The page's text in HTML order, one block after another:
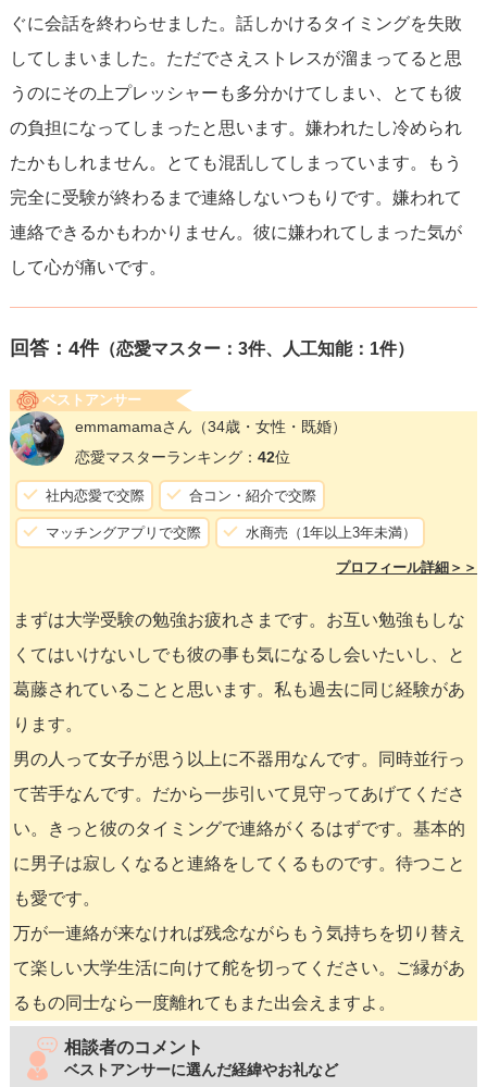
ぐに会話を終わらせました。話しかけるタイミングを失敗
してしまいました。ただでさえストレスが溜まってると思
うのにその上プレッシャーも多分かけてしまい、とても彼
の負担になってしまったと思います。嫌われたし冷められ
たかもしれません。とても混乱してしまっています。もう
完全に受験が終わるまで連絡しないつもりです。嫌われて
連絡できるかもわかりません。彼に嫌われてしまった気が
して心が痛いです。
回答： 4件（恋愛マスター：3件、人工知能：1件）
ベストアンサー
emmamamaさん （34歳・女性・既婚）
恋愛マスターランキング： 42位
社内恋愛で交際 合コン・紹介で交際
マッチングアプリで交際 水商売（1年以上3年未満）
プロフィール詳細＞＞
まずは大学受験の勉強お疲れさまです。お互い勉強もしな
くてはいけないしでも彼の事も気になるし会いたいし、と
葛藤されていることと思います。私も過去に同じ経験があ
ります。
男の人って女子が思う以上に不器用なんです。同時並行っ
て苦手なんです。だから一歩引いて見守ってあげてくださ
い。きっと彼のタイミングで連絡がくるはずです。基本的
に男子は寂しくなると連絡をしてくるものです。待つこと
も愛です。
万が一連絡が来なければ残念ながらもう気持ちを切り替え
て楽しい大学生活に向けて舵を切ってください。ご縁があ
るもの同士なら一度離れてもまた出会えますよ。
相談者のコメント
ベストアンサーに選んだ経緯やお礼など